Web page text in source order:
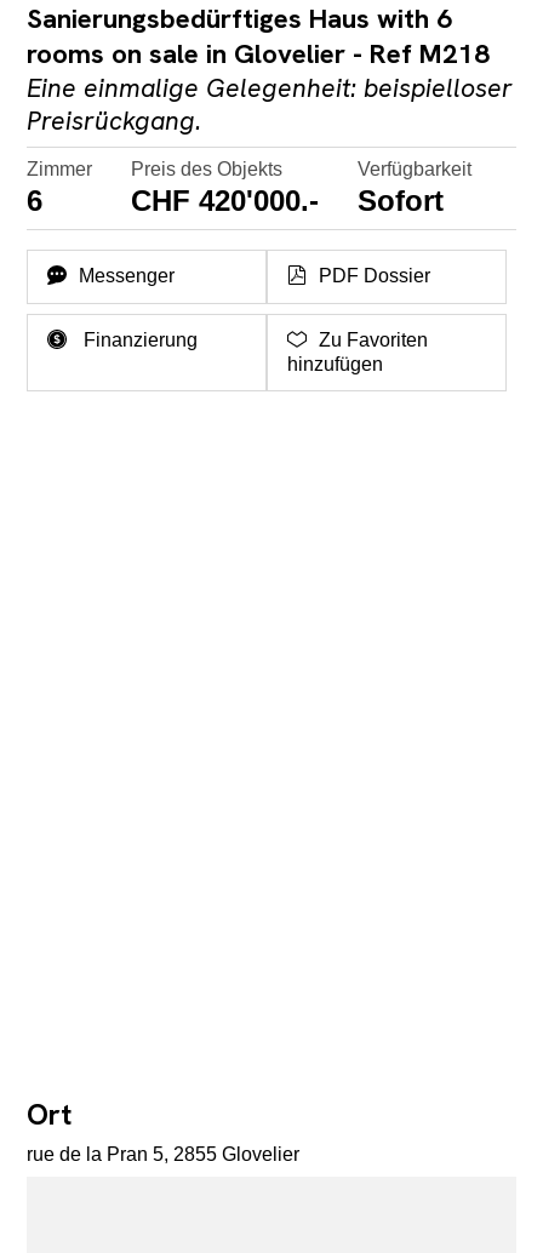
Sanierungsbedürftiges Haus with 6
rooms on sale in Glovelier - Ref M218
Eine einmalige Gelegenheit: beispielloser
Preisrückgang.
Zimmer
6
Preis des Objekts
CHF 420'000.-
Verfügbarkeit
Sofort
Messenger PDF Dossier
Finanzierung
Zu Favoriten
hinzufügen
Ort
rue de la Pran 5, 2855 Glovelier